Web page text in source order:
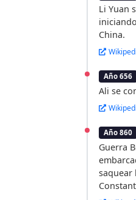
Li Yuan
China.
Año 656
Ali se
Año 860
Guerra
saquear